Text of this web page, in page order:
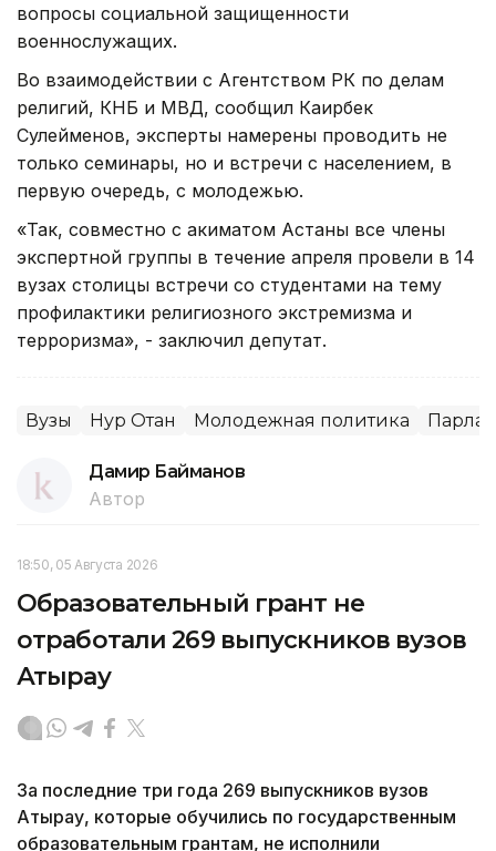
вопросы социальной защищенности
военнослужащих.
Во взаимодействии с Агентством РК по делам
религий, КНБ и МВД, сообщил Каирбек
Сулейменов, эксперты намерены проводить не
только семинары, но и встречи с населением, в
первую очередь, с молодежью.
«Так, совместно с акиматом Астаны все члены
экспертной группы в течение апреля провели в 14
вузах столицы встречи со студентами на тему
профилактики религиозного экстремизма и
терроризма», - заключил депутат.
Вузы Нур Отан Молодежная политика
Дамир Байманов
Автор
18:50, 05 Августа 2026
Образовательный грант не
отработали 269 выпускников вузов
Атырау
За последние три года 269 выпускников вузов
Атырау, которые обучились по государственным
образовательным грантам, не исполнили